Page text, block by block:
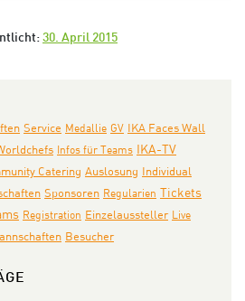
30. April 2015
Service Medallie GV IKA Faces Wall
Infos für Teams IKA-TV
Catering Auslosung Individual
Sponsoren Regularien Tickets
Registration Einzelaussteller Live
Besucher